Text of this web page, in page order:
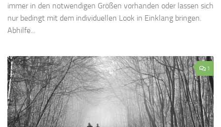
immer in den notwendigen Größen vorhanden oder lassen sich
nur bedingt mit dem individuellen Look in Einklang bringen.
Abhilfe...
1